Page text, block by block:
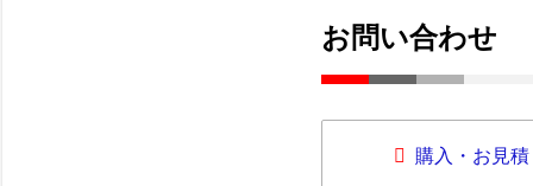
お問い合わせ
購入・お見